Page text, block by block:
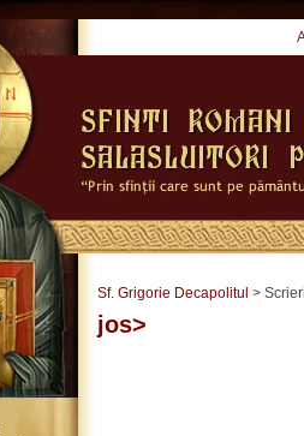
Sf. Grigorie Decapolitul >
jos>